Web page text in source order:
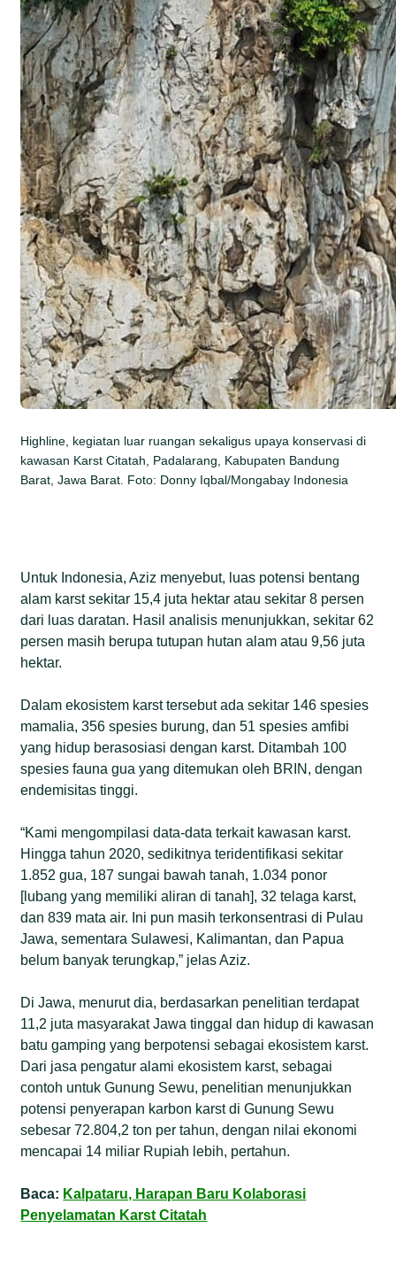
Highline, kegiatan luar ruangan sekaligus upaya konservasi di
kawasan Karst Citatah, Padalarang, Kabupaten Bandung
Barat, Jawa Barat. Foto: Donny Iqbal/Mongabay Indonesia
Untuk Indonesia, Aziz menyebut, luas potensi bentang
alam karst sekitar 15,4 juta hektar atau sekitar 8 persen
dari luas daratan. Hasil analisis menunjukkan, sekitar 62
persen masih berupa tutupan hutan alam atau 9,56 juta
hektar.
Dalam ekosistem karst tersebut ada sekitar 146 spesies
mamalia, 356 spesies burung, dan 51 spesies amfibi
yang hidup berasosiasi dengan karst. Ditambah 100
spesies fauna gua yang ditemukan oleh BRIN, dengan
endemisitas tinggi.
“Kami mengompilasi data-data terkait kawasan karst.
Hingga tahun 2020, sedikitnya teridentifikasi sekitar
1.852 gua, 187 sungai bawah tanah, 1.034 ponor
[lubang yang memiliki aliran di tanah], 32 telaga karst,
dan 839 mata air. Ini pun masih terkonsentrasi di Pulau
Jawa, sementara Sulawesi, Kalimantan, dan Papua
belum banyak terungkap,” jelas Aziz.
Di Jawa, menurut dia, berdasarkan penelitian terdapat
11,2 juta masyarakat Jawa tinggal dan hidup di kawasan
batu gamping yang berpotensi sebagai ekosistem karst.
Dari jasa pengatur alami ekosistem karst, sebagai
contoh untuk Gunung Sewu, penelitian menunjukkan
potensi penyerapan karbon karst di Gunung Sewu
sebesar 72.804,2 ton per tahun, dengan nilai ekonomi
mencapai 14 miliar Rupiah lebih, pertahun.
Baca: Kalpataru, Harapan Baru Kolaborasi
Penyelamatan Karst Citatah